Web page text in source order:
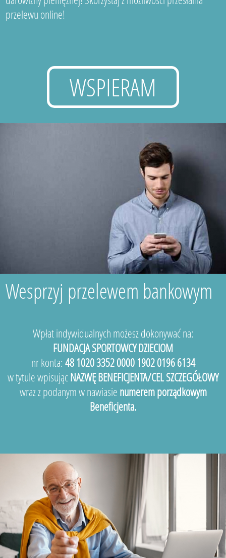
przelewu online!
WSPIERAM
Wesprzyj przelewem bankowym
Wpłat indywidualnych możesz dokonywać na:
FUNDACJA SPORTOWCY DZIECIOM
nr konta: 48 1020 3352 0000 1902 0196 6134
w tytule wpisującNAZWĘ BENEFICJENTA/CEL SZCZEGÓŁOWY
wraz z podanym w nawiasie numerem porządkowym
Beneficjenta.